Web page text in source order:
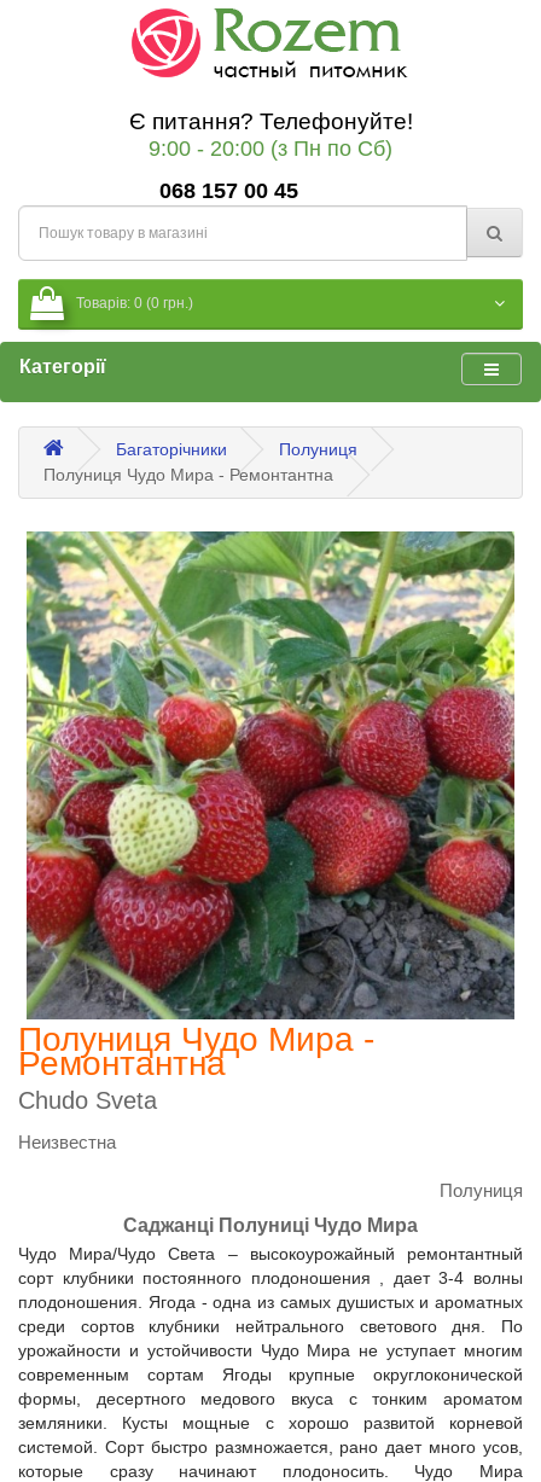
Є питання? Телефонуйте!
9:00 - 20:00 (з Пн по Сб)
068 157 00 45
Товарів: 0 (0 грн.)
Категорії
Багаторічники
Полуниця
Полуниця Чудо Мира - Ремонтантна
Полуниця Чудо Мира -
Ремонтантна
Chudo Sveta
Неизвестна
Полуниця
Саджанці Полуниці Чудо Мира
Чудо Мира/Чудо Света – высокоурожайный ремонтантный
сорт клубники постоянного плодоношения , дает 3-4 волны
плодоношения. Ягода - одна из самых душистых и ароматных
среди сортов клубники нейтрального светового дня. По
урожайности и устойчивости Чудо Мира не уступает многим
современным сортам Ягоды крупные округлоконической
формы, десертного медового вкуса с тонким ароматом
земляники. Кусты мощные с хорошо развитой корневой
системой. Сорт быстро размножается, рано дает много усов,
которые сразу начинают плодоносить. Чудо Мира